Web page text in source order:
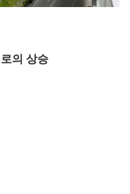
의 상승